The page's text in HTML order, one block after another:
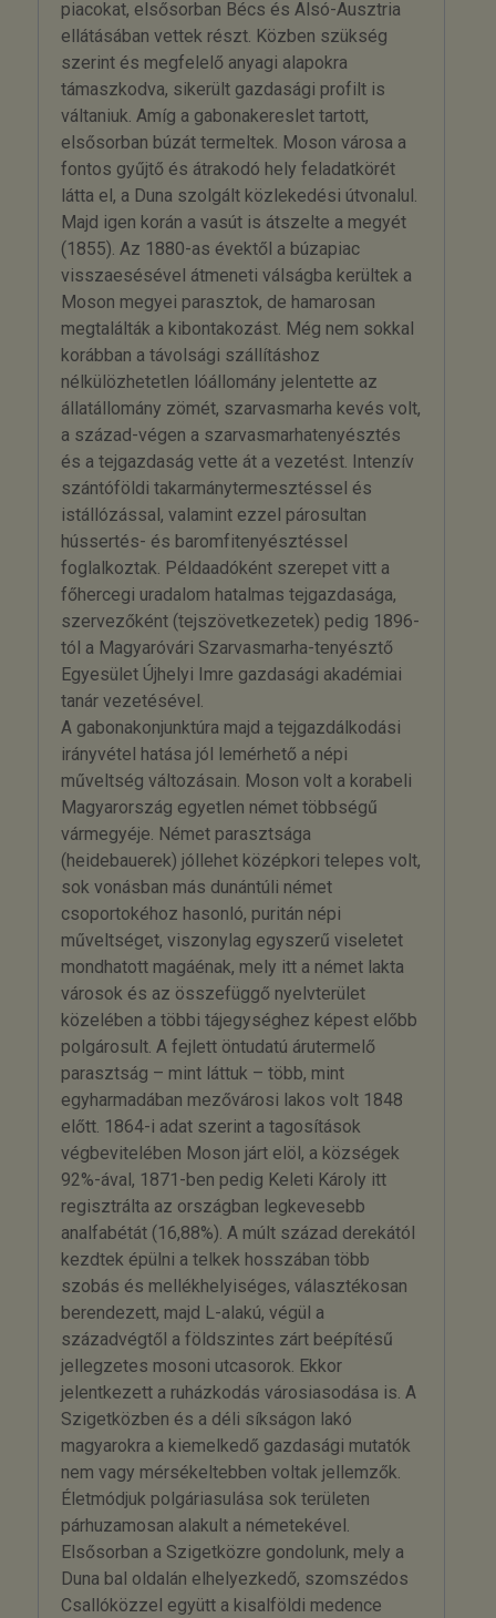
piacokat, elsősorban Bécs és Alsó-Ausztria
ellátásában vettek részt. Közben szükség
szerint és megfelelő anyagi alapokra
támaszkodva, sikerült gazdasági profilt is
váltaniuk. Amíg a gabonakereslet tartott,
elsősorban búzát termeltek. Moson városa a
fontos gyűjtő és átrakodó hely feladatkörét
látta el, a Duna szolgált közlekedési útvonalul.
Majd igen korán a vasút is átszelte a megyét
(1855). Az 1880-as évektől a búzapiac
visszaesésével átmeneti válságba kerültek a
Moson megyei parasztok, de hamarosan
megtalálták a kibontakozást. Még nem sokkal
korábban a távolsági szállításhoz
nélkülözhetetlen lóállomány jelentette az
állatállomány zömét, szarvasmarha kevés volt,
a század-végen a szarvasmarhatenyésztés
és a tejgazdaság vette át a vezetést. Intenzív
szántóföldi takarmánytermesztéssel és
istállózással, valamint ezzel párosultan
hússertés- és baromfitenyésztéssel
foglalkoztak. Példaadóként szerepet vitt a
főhercegi uradalom hatalmas tejgazdasága,
szervezőként (tejszövetkezetek) pedig 1896-
tól a Magyaróvári Szarvasmarha-tenyésztő
Egyesület Újhelyi Imre gazdasági akadémiai
tanár vezetésével.
A gabonakonjunktúra majd a tejgazdálkodási
irányvétel hatása jól lemérhető a népi
műveltség változásain. Moson volt a korabeli
Magyarország egyetlen német többségű
vármegyéje. Német parasztsága
(heidebauerek) jóllehet középkori telepes volt,
sok vonásban más dunántúli német
csoportokéhoz hasonló, puritán népi
műveltséget, viszonylag egyszerű viseletet
mondhatott magáénak, mely itt a német lakta
városok és az összefüggő nyelvterület
közelében a többi tájegységhez képest előbb
polgárosult. A fejlett öntudatú árutermelő
parasztság – mint láttuk – több, mint
egyharmadában mezővárosi lakos volt 1848
előtt. 1864-i adat szerint a tagosítások
végbevitelében Moson járt elöl, a községek
92%-ával, 1871-ben pedig Keleti Károly itt
regisztrálta az országban legkevesebb
analfabétát (16,88%). A múlt század derekától
kezdtek épülni a telkek hosszában több
szobás és mellékhelyiséges, választékosan
berendezett, majd L-alakú, végül a
századvégtől a földszintes zárt beépítésű
jellegzetes mosoni utcasorok. Ekkor
jelentkezett a ruházkodás városiasodása is. A
Szigetközben és a déli síkságon lakó
magyarokra a kiemelkedő gazdasági mutatók
nem vagy mérsékeltebben voltak jellemzők.
Életmódjuk polgáriasulása sok területen
párhuzamosan alakult a németekével.
Elsősorban a Szigetközre gondolunk, mely a
Duna bal oldalán elhelyezkedő, szomszédos
Csallóközzel együtt a kisalföldi medence